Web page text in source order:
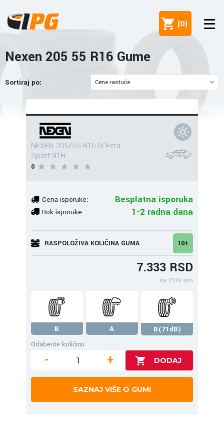
(0)
Nexen 205 55 R16 Gume
Sortiraj po:
NEXEN 205/55 R16 N'Fera
Sport 91H
0
Cena isporuke: Besplatna isporuka
Rok isporuke: 1-2 radna dana
RASPOLOŽIVA KOLIČINA GUMA 10+
7.333 RSD
sa PDV-om
B A
B(71dB)
Odaberite količinu
- +
SAZNAJ VIŠE O GUMI